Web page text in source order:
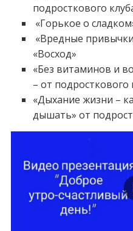
подросткового
«Горькое о
«Вредные
«Восход»
«Без витаминов и
– от
«Дыхание жизни –
дышать» от